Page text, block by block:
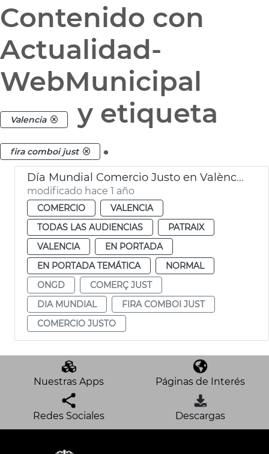
Contenido con
Actualidad-
WebMunicipal
Valencia y etiqueta
fira comboi just .
Día Mundial Comercio Justo en València
modificado hace 1 año
COMERCIO
VALENCIA
TODAS LAS AUDIENCIAS
PATRAIX
VALENCIA
EN PORTADA
EN PORTADA TEMÁTICA
NORMAL
ONGD
COMERÇ JUST
DIA MUNDIAL
FIRA COMBOI JUST
COMERCIO JUSTO
Nuestras Apps Páginas de Interés
Redes Sociales Descargas